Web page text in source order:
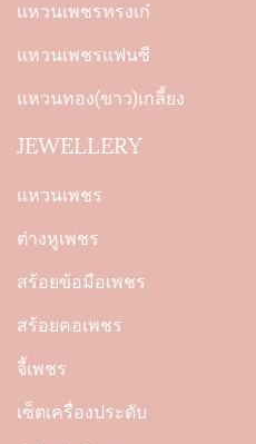
แหวนเพชรทรงเก๋
แหวนเพชรแฟนซี
แหวนทอง(ขาว)เกลี้ยง
JEWELLERY
แหวนเพชร
ต่างหูเพชร
สร้อยข้อมือเพชร
สร้อยคอเพชร
จี้เพชร
เซ็ตเครื่องประดับ